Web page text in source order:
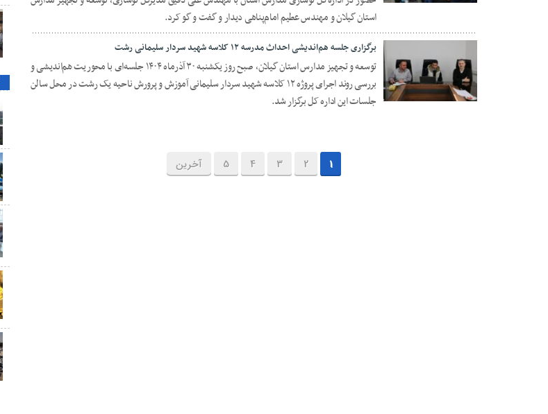
استان گیلان و مهندس عطیم امام‌پناهی دیدار و گفت ‌و گو کرد.
۰۴ دی ۱۴۰۴
برگزاری جلسه هم‌اندیشی احداث مدرسه ۱۲ کلاسه شهید سردار سلیمانی رشت
توسعه و تجهیز مدارس استان گیلان، صبح روز یکشنبه ۳۰ آذرماه ۱۴۰۴ جلسه‌ای با محوریت هم‌اندیشی و
بررسی روند اجرای پروژه ۱۲ کلاسه شهید سردار سلیمانی آموزش و پرورش ناحیه یک رشت در محل سالن
جلسات این اداره کل برگزار شد.
1
2
3
4
5 آخرین